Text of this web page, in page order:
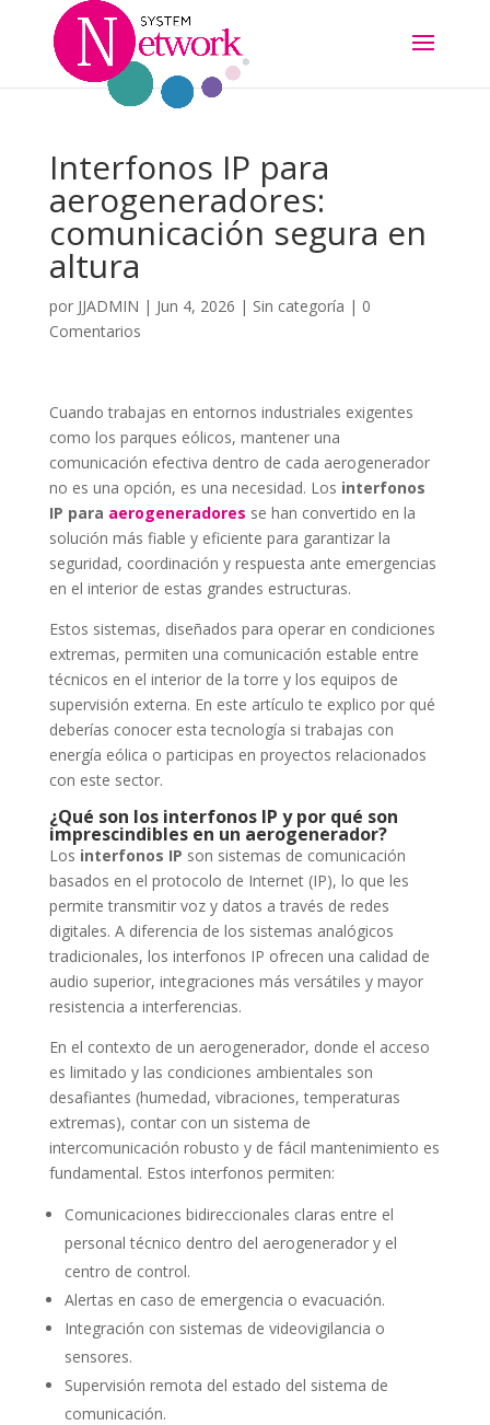
Interfonos IP para
aerogeneradores:
comunicación segura en
altura
por JJADMIN | Jun 4, 2026 | Sin categoría | 0
Comentarios
Cuando trabajas en entornos industriales exigentes
como los parques eólicos, mantener una
comunicación efectiva dentro de cada aerogenerador
no es una opción, es una necesidad. Los interfonos
IP para aerogeneradores se han convertido en la
solución más fiable y eficiente para garantizar la
seguridad, coordinación y respuesta ante emergencias
en el interior de estas grandes estructuras.
Estos sistemas, diseñados para operar en condiciones
extremas, permiten una comunicación estable entre
técnicos en el interior de la torre y los equipos de
supervisión externa. En este artículo te explico por qué
deberías conocer esta tecnología si trabajas con
energía eólica o participas en proyectos relacionados
con este sector.
¿Qué son los interfonos IP y por qué son
imprescindibles en un aerogenerador?
Los interfonos IP son sistemas de comunicación
basados en el protocolo de Internet (IP), lo que les
permite transmitir voz y datos a través de redes
digitales. A diferencia de los sistemas analógicos
tradicionales, los interfonos IP ofrecen una calidad de
audio superior, integraciones más versátiles y mayor
resistencia a interferencias.
En el contexto de un aerogenerador, donde el acceso
es limitado y las condiciones ambientales son
desafiantes (humedad, vibraciones, temperaturas
extremas), contar con un sistema de
intercomunicación robusto y de fácil mantenimiento es
fundamental. Estos interfonos permiten:
Comunicaciones bidireccionales claras entre el
personal técnico dentro del aerogenerador y el
centro de control.
Alertas en caso de emergencia o evacuación.
Integración con sistemas de videovigilancia o
sensores.
Supervisión remota del estado del sistema de
comunicación.